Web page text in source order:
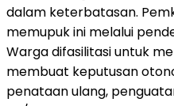
dalam keterbatasan.
memupuk ini melalui
Warga difasilitasi untuk
membuat keputusan
penataan ulang,